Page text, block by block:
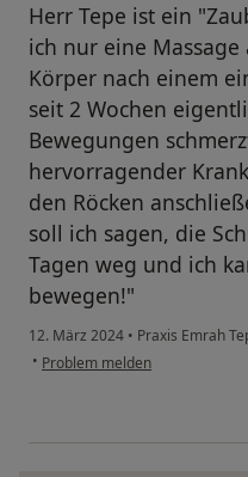
Herr Tepe ist ein
ich nur eine
Körper nach einem
seit 2 Wochen
Bewegungen
hervorragender
den Röcken
soll ich sagen, die
Tagen weg und ich
bewegen!"
12. März 2024 • Praxis Emrah
• Problem melden